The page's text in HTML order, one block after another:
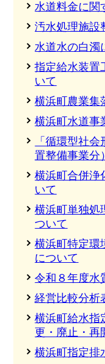
水道料金に関
汚水処理施設
水道水の白濁
指定給水装置
いて
横浜町農業集
横浜町水道事
「循環型社
置整備事業分
横浜町合併浄
いて
横浜町単独処
ついて
横浜町特定環
について
令和８年度水
経営比較分析
横浜町給水指
更・廃止・再
横浜町指定排